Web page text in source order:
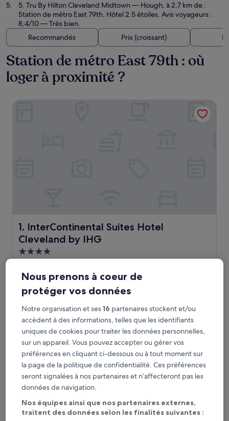
5. Tru By Hilton Cleveland Midtown— Hough, à 2,7 km de :
Station de métro East 79th. Hôtel 2.5 étoiles. Avis voyageurs :
8,4/10 — Très bien.
Recommandés
Prix (croissant)
Station de métro East 79th : où
loger à proximité ?
1. InterContinental Suites Hotel
Cleveland by IHG
InterContinental Suites Hotel Cleveland by IHG
Hébergement
8.8
10,
(1 008 avis)
8,8/10 Excellent (1 008 avis)
prix
est
de
172 €
6 sept. - 7 sept.
The Tudor Arms Hotel Cleveland - a DoubleTree by Hilton
Nous prenons à coeur de
protéger vos données
Notre organisation et ses16 partenaires stockent et/ou
accèdent à des informations, telles que les identifiants
uniques de cookies pour traiter les données personnelles,
sur un appareil. Vous pouvez accepter ou gérer vos
préférences en cliquant ci-dessous ou à tout moment sur
la page de la politique de confidentialité. Ces préférences
seront signalées à nos partenaires et n’affecteront pas les
données de navigation.
Nos équipes ainsi que nos partenaires externes,
traitent des données selon les finalités suivantes :